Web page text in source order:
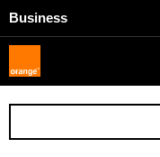
Business